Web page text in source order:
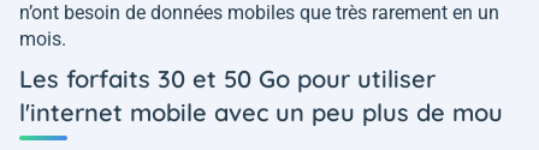
n’ont besoin de données mobiles que très rarement en un
mois.
Les forfaits 30 et 50 Go pour utiliser
l'internet mobile avec un peu plus de mou